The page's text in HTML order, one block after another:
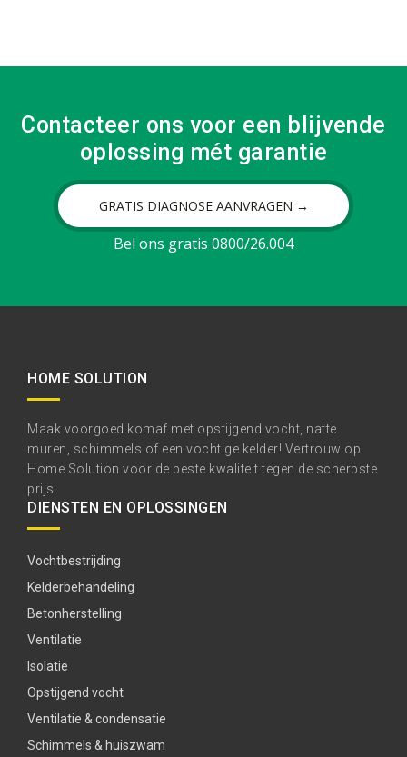
Contacteer ons voor een blijvende
oplossing mét garantie
GRATIS DIAGNOSE AANVRAGEN →
Bel ons gratis 0800/26.004
HOME SOLUTION
Maak voorgoed komaf met opstijgend vocht, natte
muren, schimmels of een vochtige kelder! Vertrouw op
Home Solution voor de beste kwaliteit tegen de scherpste
prijs.
DIENSTEN EN OPLOSSINGEN
Vochtbestrijding
Kelderbehandeling
Betonherstelling
Ventilatie
Isolatie
Opstijgend vocht
Ventilatie & condensatie
Schimmels & huiszwam